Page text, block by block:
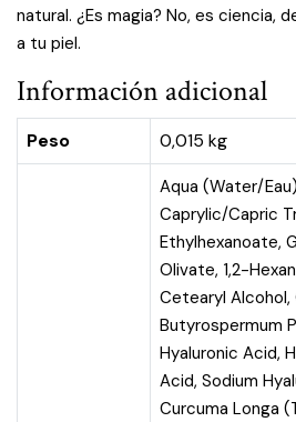
natural. ¿Es magia? No, es ciencia,
a tu piel.
Información adicional
Peso 0,015 kg
Aqua (Water/
Caprylic/Capric
Ethylhexanoate,
Olivate, 1,2-
Cetearyl Alcohol,
Butyrospermum
Hyaluronic Acid,
Acid, Sodium
Curcuma Longa